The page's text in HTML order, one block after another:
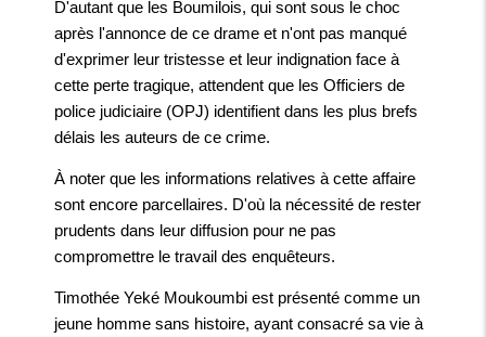
D'autant que les Boumilois, qui sont sous le choc
après l'annonce de ce drame et n'ont pas manqué
d'exprimer leur tristesse et leur indignation face à
cette perte tragique, attendent que les Officiers de
police judiciaire (OPJ) identifient dans les plus brefs
délais les auteurs de ce crime.
À noter que les informations relatives à cette affaire
sont encore parcellaires. D'où la nécessité de rester
prudents dans leur diffusion pour ne pas
compromettre le travail des enquêteurs.
Timothée Yeké Moukoumbi est présenté comme un
jeune homme sans histoire, ayant consacré sa vie à